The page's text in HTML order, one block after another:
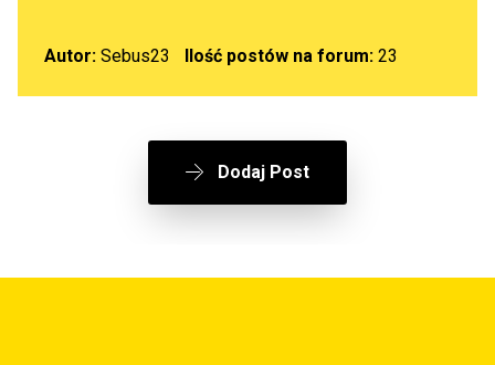
Autor: Sebus23 Ilość postów na forum:23
Dodaj Post